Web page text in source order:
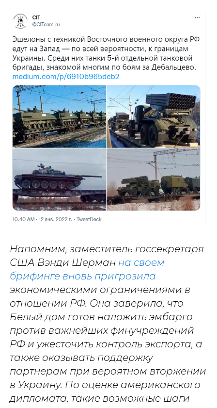
Напомним, заместитель госсекретаря
США Вэнди Шерман на своем
брифинге вновь пригрозила
экономическими ограничениями в
отношении РФ. Она заверила, что
Белый дом готов наложить эмбарго
против важнейших финучреждений
РФ и ужесточить контроль экспорта, а
также оказывать поддержку
партнерам при вероятном вторжении
в Украину. По оценке американского
дипломата, такие возможные шаги